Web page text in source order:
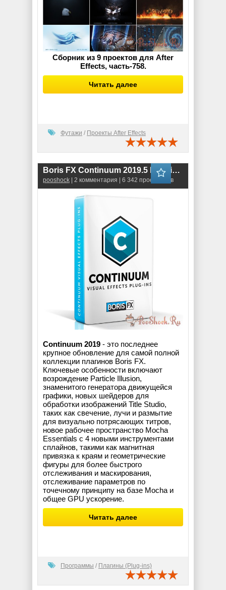
Сборник из 9 проектов для After
Effects, часть-758.
Читать далее
Футажи / Проекты After Effects
Boris FX Continuum 2019.5 Plug-ins for OpenFX (v.12.5.2.4665)
pooshock | 2 комментария | 6 342 просмотров
Continuum 2019 - это последнее
крупное обновление для самой полной
коллекции плагинов Boris FX.
Ключевые особенности включают
возрождение Particle Illusion,
знаменитого генератора движущейся
графики, новых шейдеров для
обработки изображений Title Studio,
таких как свечение, лучи и размытие
для визуально потрясающих титров,
новое рабочее пространство Mocha
Essentials с 4 новыми инструментами
сплайнов, такими как магнитная
привязка к краям и геометрические
фигуры для более быстрого
отслеживания и маскирования,
отслеживание параметров по
точечному принципу на базе Mocha и
общее GPU ускорение.
Читать далее
Программы / Плагины (Plug-ins)